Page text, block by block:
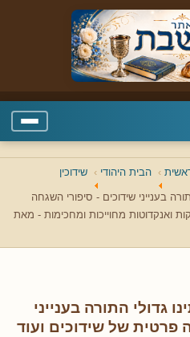
הבית היהודי שידוכין
בענייני שידוכים - סיפורי השגחה
ואנקדוטות מחוייכות ומחכימות - מאת
גדולי התורה בענייני
פרטית של שידוכים ועוד